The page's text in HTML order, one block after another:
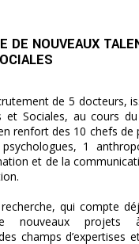
DE NOUVEAUX
de 5 docteurs,
et Sociales, au cours
renfort des 10 chefs
1
et de la
qui compte
nouveaux projets à
champs d’expertises